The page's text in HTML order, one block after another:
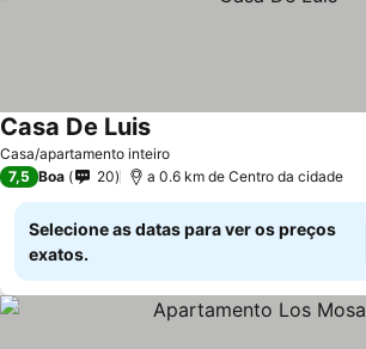
Casa/apartamento inteiro
Casa De Luis
7,5 Boa 20 a 0.6 km de Centro da cidade
Selecione as datas para ver os preços
exatos.